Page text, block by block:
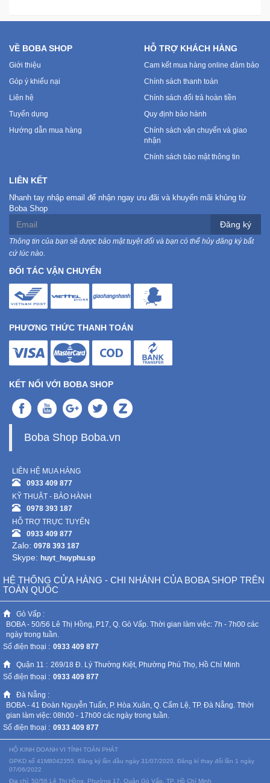
VỀ BOBA SHOP
Giới thiệu
Góp ý khiếu nại
Liên hệ
Tuyển dụng
Hướng dẫn mua hàng
HỖ TRỢ KHÁCH HÀNG
Cam kết mua hàng online đảm bảo
Chính sách thanh toán
Chính sách đổi trả hoàn tiền
Quy định bảo hành
Chính sách vận chuyển và giao
nhận
Chính sách bảo mật thông tin
LIÊN KẾT
Nhanh tay nhập email để nhận ngay ưu đãi và khuyến mãi khủng từ
Boba Shop
Đăng ký
Thông tin của bạn sẽ được bảo mật tuyệt đối và bạn có thể hủy đăng ký bất
cứ lúc nào.
ĐỐI TÁC VẬN CHUYỂN
PHƯƠNG THỨC THANH TOÁN
KẾT NỐI VỚI BOBA SHOP
Boba Shop Boba.vn
LIÊN HỆ MUA HÀNG
0933 409 877
KỸ THUẬT - BẢO HÀNH
0978 393 187
HỖ TRỢ TRỰC TUYẾN
0933 409 877
Zalo: 0978 393 187
Skype: huyt_huyphu.sp
HỆ THỐNG CỬA HÀNG - CHI NHÁNH CỦA BOBA SHOP TRÊN
TOÀN QUỐC
Gò Vấp :
BOBA - 50/56 Lê Thị Hồng, P17, Q. Gò Vấp. Thời gian làm việc: 7h - 7h00 các
ngày trong tuần.
Số điện thoại : 0933 409 877
Quận 11 : 269/18 Đ. Lý Thường Kiệt, Phường Phú Thọ, Hồ Chí Minh
Số điện thoại : 0933 409 877
Đà Nẵng :
BOBA - 41 Đoàn Nguyễn Tuấn, P. Hòa Xuân, Q. Cẩm Lệ, TP. Đà Nẵng. Tthời
gian làm việc: 08h00 - 17h00 các ngày trong tuần.
Số điện thoại : 0933 409 877
HỘ KINH DOANH VI TÍNH TOÀN PHÁT
GPKD số 41M8042355. Đăng ký lần đầu ngày 31/07/2020. Đăng kí thay đổi lần 1 ngày
07/06/2022
Địa chỉ: 50/56 Lê Thị Hồng, Phường 17, Quận Gò Vấp, TP. Hồ Chí Minh